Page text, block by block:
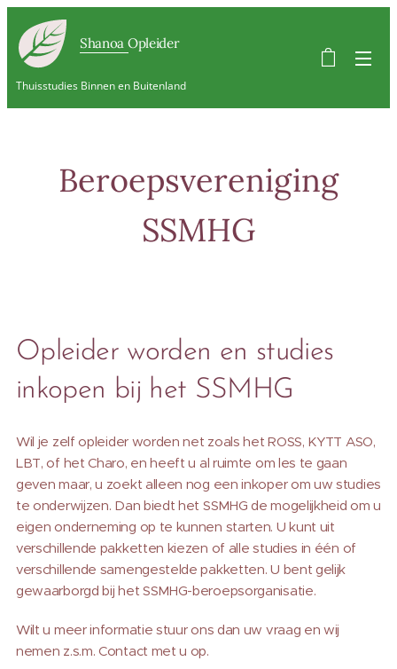
Shanoa Opleider
Thuisstudies Binnen en Buitenland
Beroepsvereniging
SSMHG
Opleider worden en studies
inkopen bij het SSMHG
Wil je zelf opleider worden net zoals het ROSS, KYTT ASO,
LBT, of het Charo, en heeft u al ruimte om les te gaan
geven maar, u zoekt alleen nog een inkoper om uw studies
te onderwijzen. Dan biedt het SSMHG de mogelijkheid om u
eigen onderneming op te kunnen starten. U kunt uit
verschillende pakketten kiezen of alle studies in één of
verschillende samengestelde pakketten. U bent gelijk
gewaarborgd bij het SSMHG-beroepsorganisatie.
Wilt u meer informatie stuur ons dan uw vraag en wij
nemen z.s.m. Contact met u op.